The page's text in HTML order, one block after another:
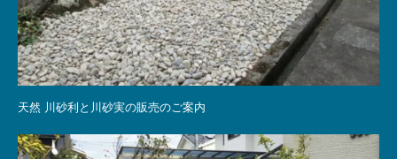
天然 川砂利と川砂実の販売のご案内